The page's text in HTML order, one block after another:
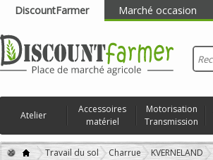
DiscountFarmer Marché occasion
RECHERCHER
Atelier
Accessoires
matériel
Motorisation
Transmission
Travail du sol Charrue KVERNELAND